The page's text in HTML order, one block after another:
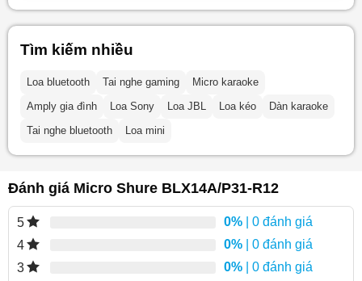
Tìm kiếm nhiều
Loa bluetooth Tai nghe gaming
Micro karaoke
Amply gia đình
Loa Sony Loa JBL Loa kéo
Dàn karaoke
Tai nghe bluetooth
Loa mini
Đánh giá Micro Shure BLX14A/P31-R12
5 0% | 0 đánh giá
4
0% | 0 đánh giá
3
0% | 0 đánh giá